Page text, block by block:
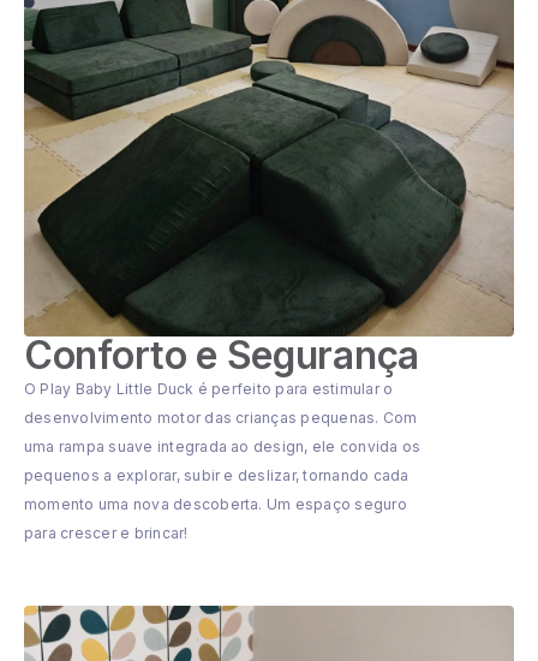
Conforto e Segurança
O Play Baby Little Duck é perfeito para estimular o
desenvolvimento motor das crianças pequenas. Com
uma rampa suave integrada ao design, ele convida os
pequenos a explorar, subir e deslizar, tornando cada
momento uma nova descoberta. Um espaço seguro
para crescer e brincar!